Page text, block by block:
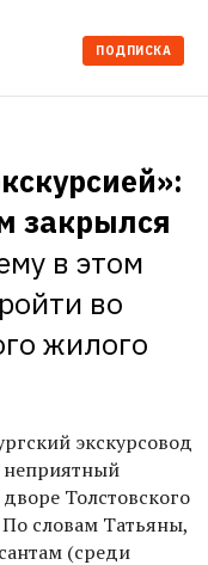
ПОДПИСКА
закрылся
в этом
во
жилого
экскурсовод
неприятный
Толстовского
словам Татьяны,
(среди